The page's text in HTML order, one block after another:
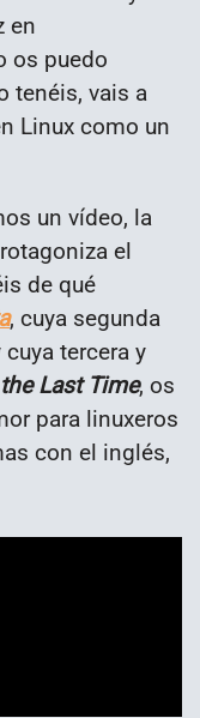
en
os puedo
tenéis, vais a
Linux como un
un vídeo, la
el
de qué
, cuya segunda
tercera y
Last Time, os
para linuxeros
con el inglés,